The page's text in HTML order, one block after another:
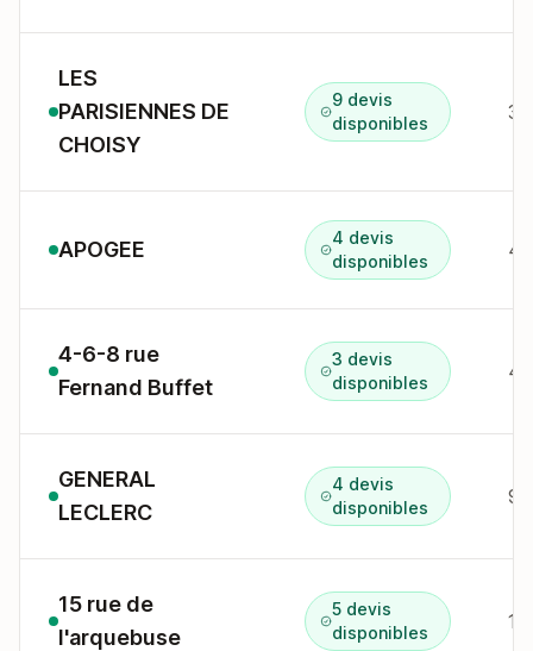
LES
PARISIENNES DE
CHOISY
9 devis
disponibles
3
APOGEE
4 devis
disponibles
4-6-8 rue
Fernand Buffet
3 devis
disponibles
4-
GENERAL
LECLERC
4 devis
disponibles
9
15 rue de
l'arquebuse
5 devis
disponibles